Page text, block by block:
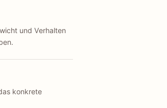
und Verhalten
konkrete